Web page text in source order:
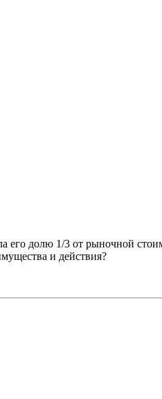
долю 1/3 от рыночной
и действия?